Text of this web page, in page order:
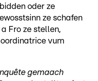
oder ze
ze schafen
Fro ze stellen,
vum
gemaach